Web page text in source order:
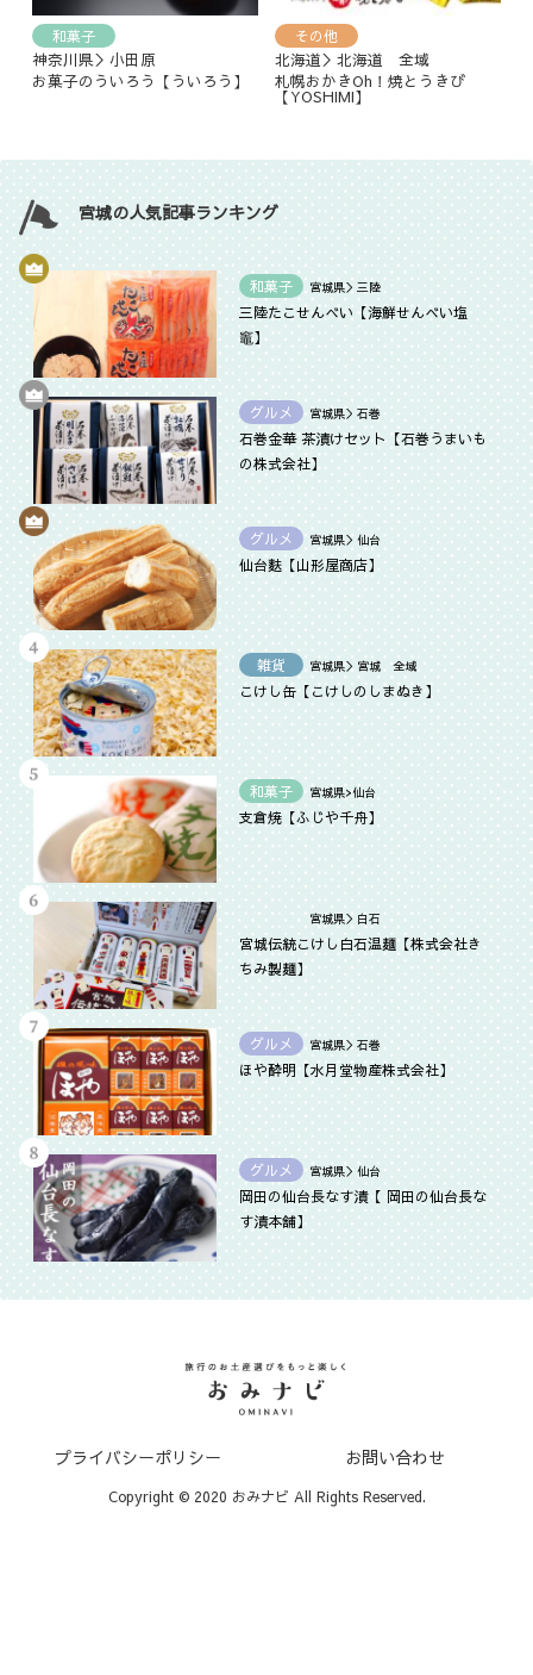
和菓子
神奈川県＞小田原
お菓子のういろう【ういろう】
その他
北海道＞北海道 全域
札幌おかきOh！焼とうきび
【YOSHIMI】
宮城の人気記事ランキング
和菓子 宮城県＞三陸
三陸たこせんべい【海鮮せんべい塩
竈】
グルメ 宮城県＞石巻
石巻金華 茶漬けセット【石巻うまいも
の株式会社】
グルメ 宮城県＞仙台
仙台麩【山形屋商店】
雑貨 宮城県＞宮城 全域
こけし缶【こけしのしまぬき】
和菓子 宮城県>仙台
支倉焼【ふじや千舟】
宮城県＞白石
宮城伝統こけし白石温麺【株式会社き
ちみ製麺】
グルメ 宮城県＞石巻
ほや酔明【水月堂物産株式会社】
グルメ 宮城県＞仙台
岡田の仙台長なす漬【 岡田の仙台長な
す漬本舗】
プライバシーポリシー お問い合わせ
Copyright © 2020 おみナビ All Rights Reserved.